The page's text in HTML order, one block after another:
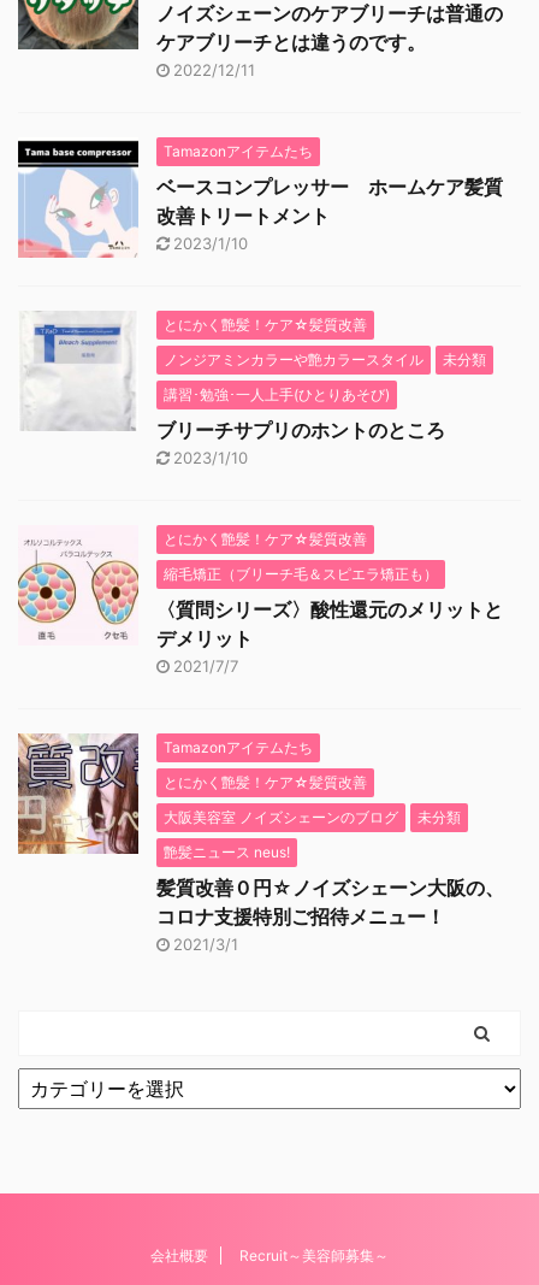
ノイズシェーンのケアブリーチは普通の
ケアブリーチとは違うのです。
2022/12/11
Tamazonアイテムたち
ベースコンプレッサー ホームケア髪質
改善トリートメント
2023/1/10
とにかく艶髪！ケア☆髪質改善
ノンジアミンカラーや艶カラースタイル
未分類
講習･勉強･一人上手(ひとりあそび)
ブリーチサプリのホントのところ
2023/1/10
とにかく艶髪！ケア☆髪質改善
縮毛矯正（ブリーチ毛＆スピエラ矯正も）
〈質問シリーズ〉酸性還元のメリットと
デメリット
2021/7/7
Tamazonアイテムたち
とにかく艶髪！ケア☆髪質改善
大阪美容室 ノイズシェーンのブログ
未分類
艶髪ニュース neus!
髪質改善０円☆ノイズシェーン大阪の、
コロナ支援特別ご招待メニュー！
2021/3/1
会社概要 Recruit～美容師募集～